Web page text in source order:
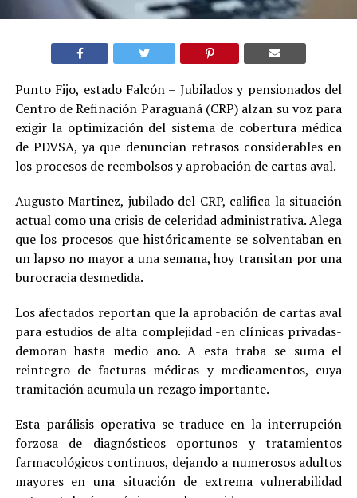
Punto Fijo, estado Falcón – Jubilados y pensionados del
Centro de Refinación Paraguaná (CRP) alzan su voz para
exigir la optimización del sistema de cobertura médica
de PDVSA, ya que denuncian retrasos considerables en
los procesos de reembolsos y aprobación de cartas aval.
Augusto Martinez, jubilado del CRP, califica la situación
actual como una crisis de celeridad administrativa. Alega
que los procesos que históricamente se solventaban en
un lapso no mayor a una semana, hoy transitan por una
burocracia desmedida.
Los afectados reportan que la aprobación de cartas aval
para estudios de alta complejidad -en clínicas privadas-
demoran hasta medio año. A esta traba se suma el
reintegro de facturas médicas y medicamentos, cuya
tramitación acumula un rezago importante.
Esta parálisis operativa se traduce en la interrupción
forzosa de diagnósticos oportunos y tratamientos
farmacológicos continuos, dejando a numerosos adultos
mayores en una situación de extrema vulnerabilidad